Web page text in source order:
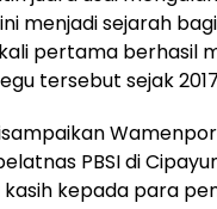
menjadi sejarah
pertama berhasil
tersebut sejak
PBSI di
kasih kepada para